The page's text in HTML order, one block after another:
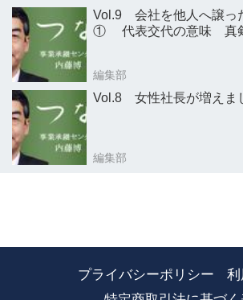
Vol.9 会社を他人へ譲っ
① 代表交代の意味 真
編集部
Vol.8 女性社長が増えま
編集部
プライバシーポリシー